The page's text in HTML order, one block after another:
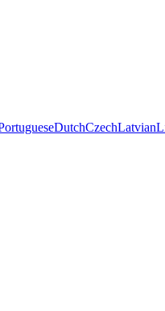
DutchCzechLatvian